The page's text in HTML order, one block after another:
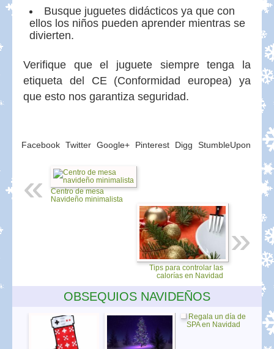
Busque juguetes didácticos ya que con
ellos los niños pueden aprender mientras se
divierten.
Verifique que el juguete siempre tenga la
etiqueta del CE (Conformidad europea) ya
que esto nos garantiza seguridad.
Facebook Twitter Google+ Pinterest Digg StumbleUpon
Centro de mesa
Navideño minimalista
Tips para controlar las
calorías en Navidad
OBSEQUIOS NAVIDEÑOS
Regala un día de
SPA en Navidad